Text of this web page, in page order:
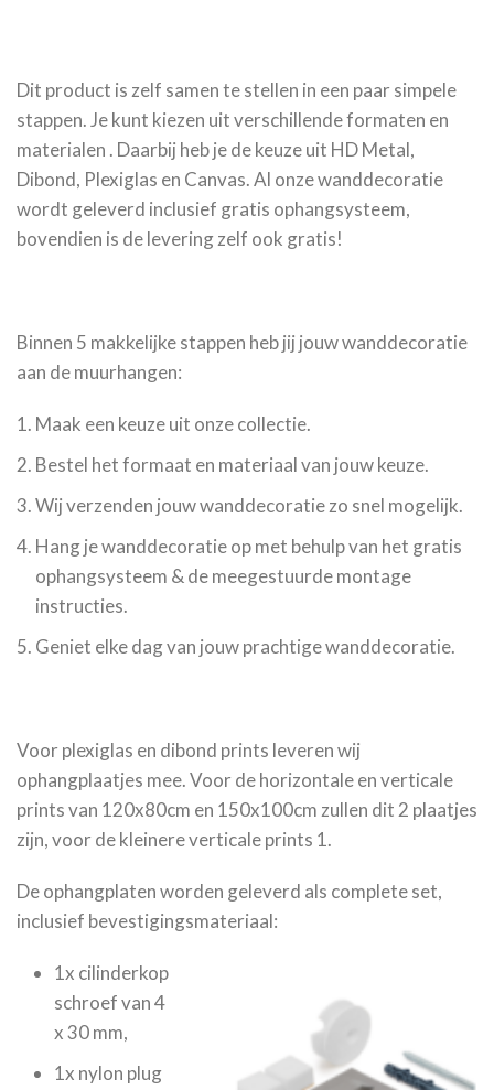
Dit product is zelf samen te stellen in een paar simpele
stappen. Je kunt kiezen uit verschillende formaten en
materialen . Daarbij heb je de keuze uit HD Metal,
Dibond, Plexiglas en Canvas. Al onze wanddecoratie
wordt geleverd inclusief gratis ophangsysteem,
bovendien is de levering zelf ook gratis!
Binnen 5 makkelijke stappen heb jij jouw wanddecoratie
aan de muurhangen:
Maak een keuze uit onze collectie.
Bestel het formaat en materiaal van jouw keuze.
Wij verzenden jouw wanddecoratie zo snel mogelijk.
Hang je wanddecoratie op met behulp van het gratis
ophangsysteem & de meegestuurde montage
instructies.
Geniet elke dag van jouw prachtige wanddecoratie.
Voor plexiglas en dibond prints leveren wij
ophangplaatjes mee. Voor de horizontale en verticale
prints van 120x80cm en 150x100cm zullen dit 2 plaatjes
zijn, voor de kleinere verticale prints 1.
De ophangplaten worden geleverd als complete set,
inclusief bevestigingsmateriaal:
1x cilinderkop
schroef van 4
x 30 mm,
1x nylon plug